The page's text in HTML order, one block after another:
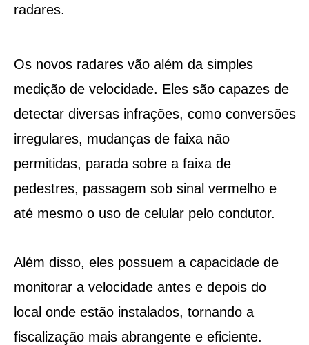
radares.
Os novos radares vão além da simples
medição de velocidade. Eles são capazes de
detectar diversas infrações, como conversões
irregulares, mudanças de faixa não
permitidas, parada sobre a faixa de
pedestres, passagem sob sinal vermelho e
até mesmo o uso de celular pelo condutor.
Além disso, eles possuem a capacidade de
monitorar a velocidade antes e depois do
local onde estão instalados, tornando a
fiscalização mais abrangente e eficiente.